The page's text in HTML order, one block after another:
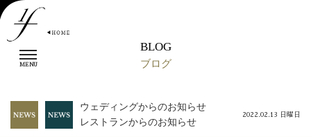
t
o
e
n
MENU
BLOG
ブログ
ウェディングからのお知らせ
レストランからのお知らせ
2022.02.13 日曜日